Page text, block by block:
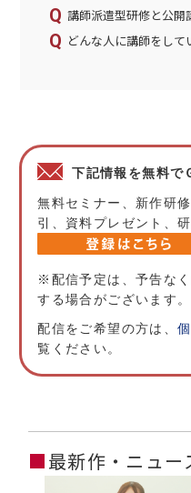
講師派遣型研修と公開
どんな人に講師をして
下記情報を無料で
無料セミナー、新作研
引、資料プレゼント、
※配信予定は、予告な
する場合がございます
配信をご希望の方は、
覧ください。
■最新作・ニュー